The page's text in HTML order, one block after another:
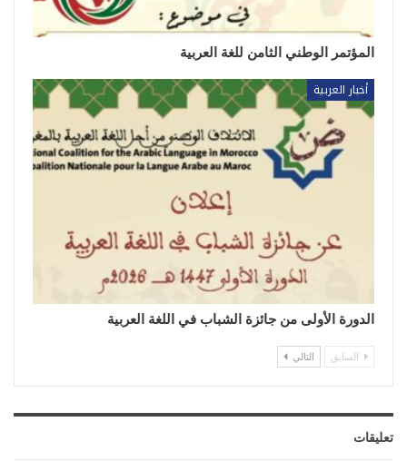
المؤتمر الوطني الثامن للغة العربية
أخبار العربية
الدورة الأولى من جائزة الشباب في اللغة العربية
السابق التالي
تعليقات